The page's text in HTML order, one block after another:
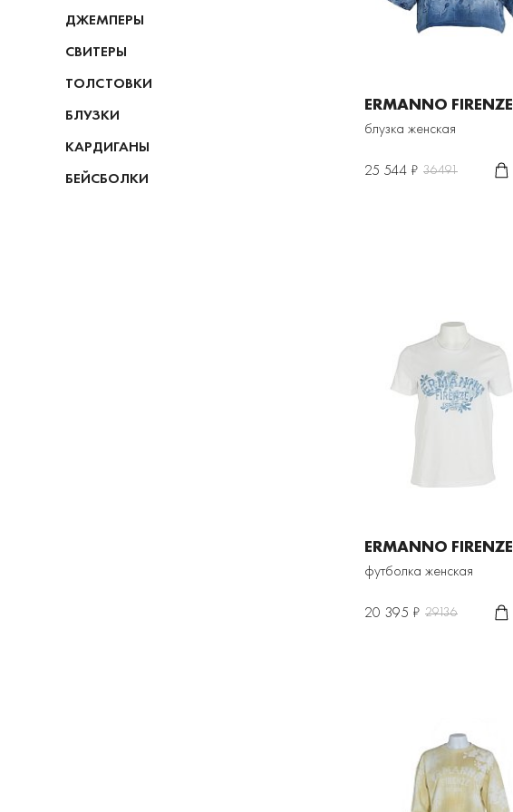
ДЖЕМПЕРЫ
СВИТЕРЫ
ТОЛСТОВКИ
БЛУЗКИ
КАРДИГАНЫ
БЕЙСБОЛКИ
ERMANNO FIRENZE
блузка женская
25 544 ₽ 36491
ERMANNO FIRENZE
футболка женская
20 395 ₽ 29136